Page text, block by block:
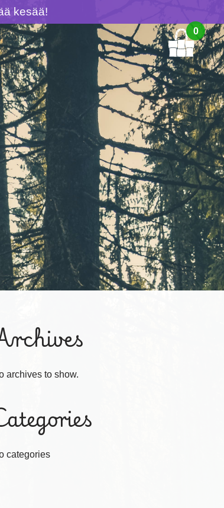
0
kesää!
archives to show.
categories